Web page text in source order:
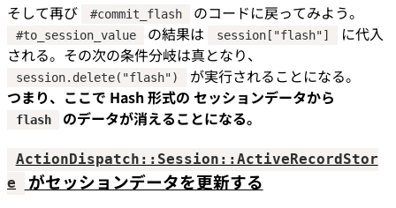
そして再び
#commit_flash のコードに戻ってみよう。
#to_session_value の結果は session["flash"]
に代入
される。その次の条件分岐は真となり、
session.delete("flash")
が実行されることになる。
つまり、ここで Hash 形式の セッションデータから
flash のデータが消えることになる。
ActionDispatch::Session::ActiveRecordStor
e
がセッションデータを更新する